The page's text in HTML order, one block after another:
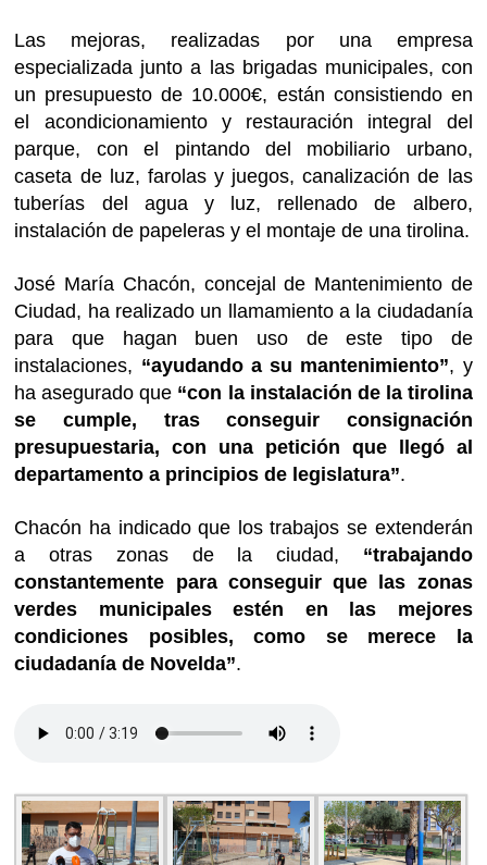
Las mejoras, realizadas por una empresa
especializada junto a las brigadas municipales, con
un presupuesto de 10.000€, están consistiendo en
el acondicionamiento y restauración integral del
parque, con el pintando del mobiliario urbano,
caseta de luz, farolas y juegos, canalización de las
tuberías del agua y luz, rellenado de albero,
instalación de papeleras y el montaje de una tirolina.
José María Chacón, concejal de Mantenimiento de
Ciudad, ha realizado un llamamiento a la ciudadanía
para que hagan buen uso de este tipo de
instalaciones, “ayudando a su mantenimiento”, y
ha asegurado que “con la instalación de la tirolina
se cumple, tras conseguir consignación
presupuestaria, con una petición que llegó al
departamento a principios de legislatura”.
Chacón ha indicado que los trabajos se extenderán
a otras zonas de la ciudad, “trabajando
constantemente para conseguir que las zonas
verdes municipales estén en las mejores
condiciones posibles, como se merece la
ciudadanía de Novelda”.